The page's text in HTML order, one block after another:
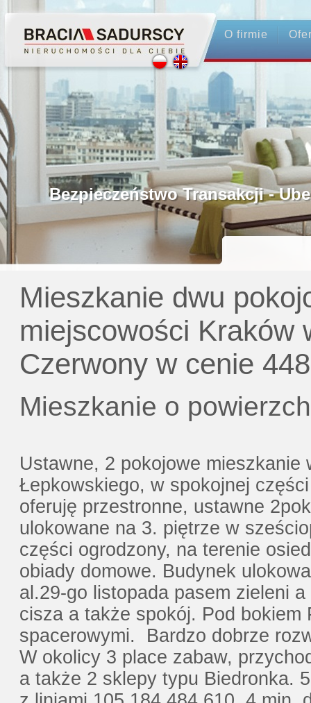
O firmie
Profesjonalne Pośrednictwo
Bezpieczeństwo Transakcji -
Licencjonowani Pośrednicy
Gratis - Przedwstępna Umowa
Mieszkanie dwu
miejscowości Kraków
Czerwony w cenie
Mieszkanie o
Ustawne, 2 pokojowe
Łepkowskiego, w spokojnej
oferuję przestronne, ustawne
ulokowane na 3. piętrze w
części ogrodzony, na terenie
obiady domowe. Budynek
al.29-go listopada pasem zieleni
cisza a także spokój. Pod
spacerowymi. Bardzo dobrze
W okolicy 3 place zabaw,
a także 2 sklepy typu Biedronka.